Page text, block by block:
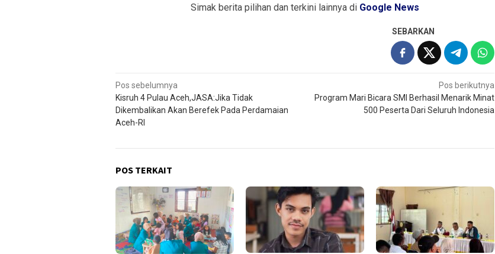
Simak berita pilihan dan terkini lainnya di Google News
SEBARKAN
Navigasi
pos
Pos sebelumnya
Kisruh 4 Pulau Aceh,JASA:Jika Tidak
Dikembalikan Akan Berefek Pada Perdamaian
Aceh-RI
Pos berikutnya
Program Mari Bicara SMI Berhasil Menarik Minat
500 Peserta Dari Seluruh Indonesia
POS TERKAIT